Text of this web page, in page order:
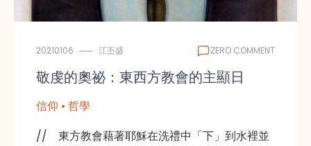
20210106 江丕盛 ZERO COMMENT
敬虔的奧祕：東西方教會的主顯日
信仰 • 哲學
// 東方教會藉著耶穌在洗禮中「下」到水裡並